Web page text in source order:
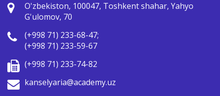
O'zbekiston, 100047, Toshkent shahar, Yahyo
G'ulomov, 70
(+998 71) 233-68-47;
(+998 71) 233-59-67
(+998 71) 233-74-82
kanselyaria@academy.uz